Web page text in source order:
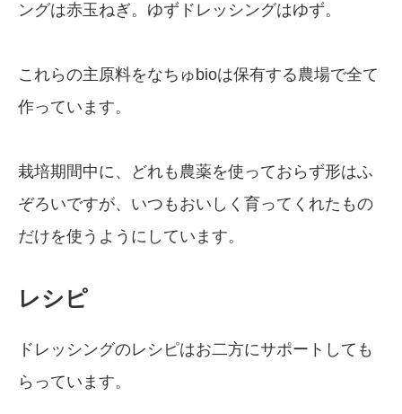
ングは赤玉ねぎ。ゆずドレッシングはゆず。
これらの主原料をなちゅbioは保有する農場で全て
作っています。
栽培期間中に、どれも農薬を使っておらず形はふ
ぞろいですが、いつもおいしく育ってくれたもの
だけを使うようにしています。
レシピ
ドレッシングのレシピはお二方にサポートしても
らっています。